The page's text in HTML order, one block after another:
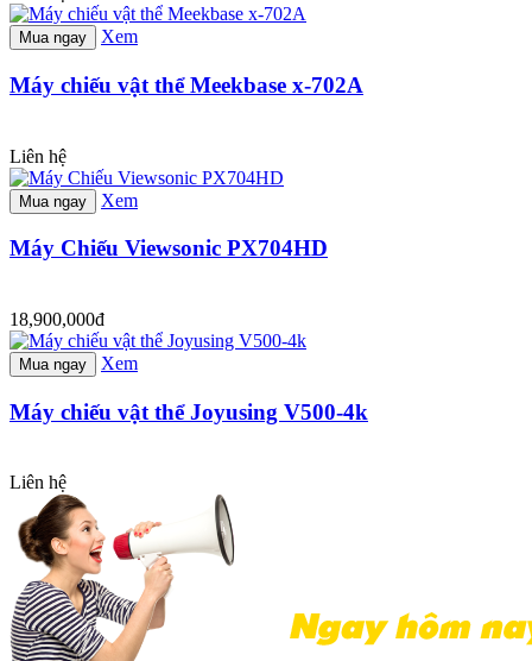
Mua ngay Xem
Máy chiếu vật thể Meekbase x-702A
Liên hệ
Mua ngay Xem
Máy Chiếu Viewsonic PX704HD
18,900,000đ
Mua ngay Xem
Máy chiếu vật thể Joyusing V500-4k
Liên hệ